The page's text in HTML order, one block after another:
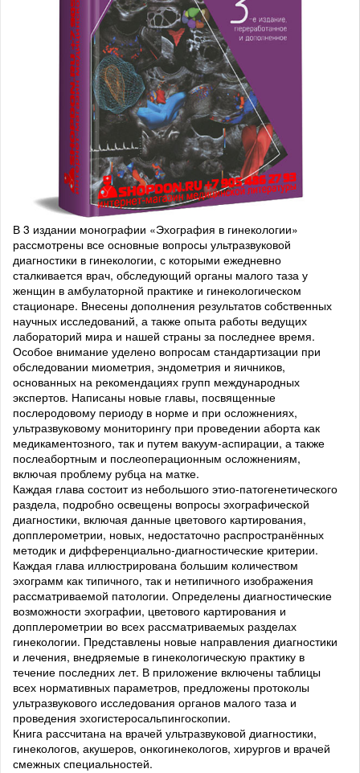
В 3 издании монографии «Эхография в гинекологии»
рассмотрены все основные вопросы ультразвуковой
диагностики в гинекологии, с которыми ежедневно
сталкивается врач, обследующий органы малого таза у
женщин в амбулаторной практике и гинекологическом
стационаре. Внесены дополнения результатов собственных
научных исследований, а также опыта работы ведущих
лабораторий мира и нашей страны за последнее время.
Особое внимание уделено вопросам стандартизации при
обследовании миометрия, эндометрия и яичников,
основанных на рекомендациях групп международных
экспертов. Написаны новые главы, посвященные
послеродовому периоду в норме и при осложнениях,
ультразвуковому мониторингу при проведении аборта как
медикаментозного, так и путем вакуум-аспирации, а также
послеабортным и послеоперационным осложнениям,
включая проблему рубца на матке.
Каждая глава состоит из небольшого этио-патогенетического
раздела, подробно освещены вопросы эхографической
диагностики, включая данные цветового картирования,
допплерометрии, новых, недостаточно распространённых
методик и дифференциально-диагностические критерии.
Каждая глава иллюстрирована большим количеством
эхограмм как типичного, так и нетипичного изображения
рассматриваемой патологии. Определены диагностические
возможности эхографии, цветового картирования и
допплерометрии во всех рассматриваемых разделах
гинекологии. Представлены новые направления диагностики
и лечения, внедряемые в гинекологическую практику в
течение последних лет. В приложение включены таблицы
всех нормативных параметров, предложены протоколы
ультразвукового исследования органов малого таза и
проведения эхогистеросальпингоскопии.
Книга рассчитана на врачей ультразвуковой диагностики,
гинекологов, акушеров, онкогинекологов, хирургов и врачей
смежных специальностей.